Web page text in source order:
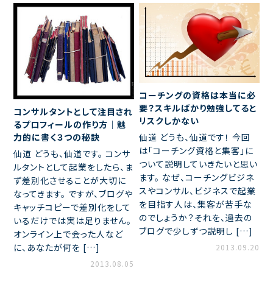
コンサルタントとして注目され
るプロフィールの作り方｜魅
力的に書く３つの秘訣
仙道 どうも、仙道です。 コンサ
ルタントとして起業をしたら、ま
ず差別化させることが大切に
なってきます。 ですが、ブログや
キャッチコピーで差別化をして
いるだけでは実は足りません。
オンライン上で会った人など
に、あなたが何を […]
2013.08.05
コーチングの資格は本当に必
要？スキルばかり勉強してると
リスクしかない
仙道 どうも、仙道です！ 今回
は「コーチング資格と集客」に
ついて説明していきたいと思い
ます。 なぜ、コーチングビジネ
スやコンサル、ビジネスで起業
を目指す人は、集客が苦手な
のでしょうか？それを、過去の
ブログで少しずつ説明し […]
2013.09.20